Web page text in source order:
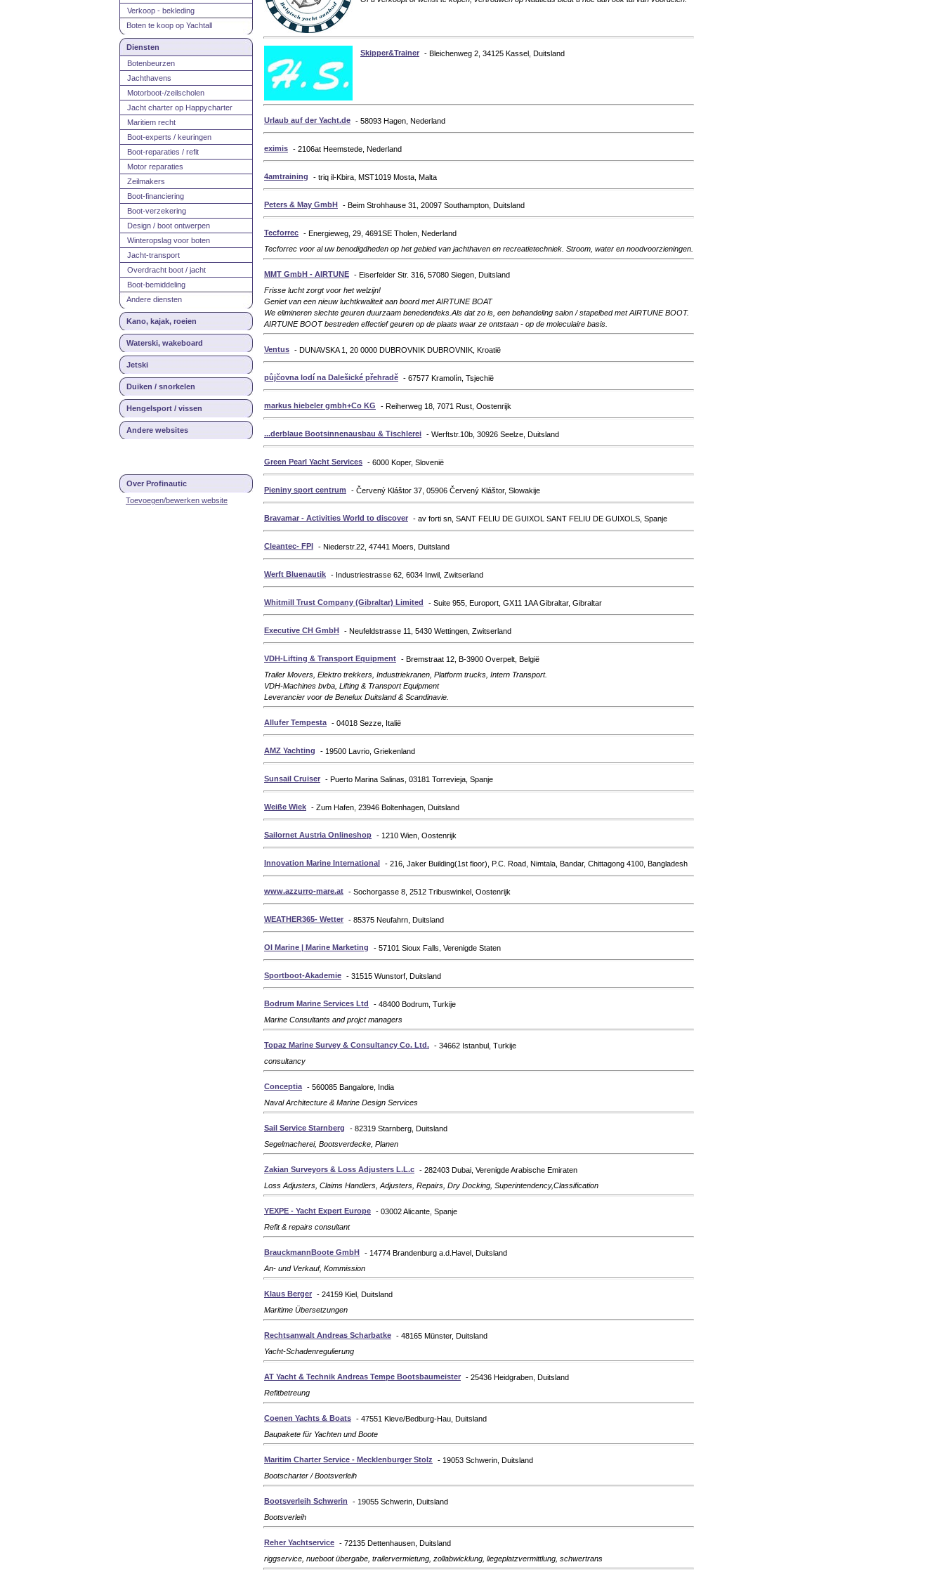
Verkoop - bekleding
Boten te koop op Yachtall
Diensten
Botenbeurzen
Jachthavens
Motorboot-/zeilscholen
Jacht charter op Happycharter
Maritiem recht
Boot-experts / keuringen
Boot-reparaties / refit
Motor reparaties
Zeilmakers
Boot-financiering
Boot-verzekering
Design / boot ontwerpen
Winteropslag voor boten
Jacht-transport
Overdracht boot / jacht
Boot-bemiddeling
Andere diensten
Kano, kajak, roeien
Waterski, wakeboard
Jetski
Duiken / snorkelen
Hengelsport / vissen
Andere websites
Over Profinautic
Toevoegen/bewerken website
Skipper&Trainer - Bleichenweg 2, 34125 Kassel, Duitsland
Urlaub auf der Yacht.de - 58093 Hagen, Nederland
eximis - 2106at Heemstede, Nederland
4amtraining - triq il-Kbira, MST1019 Mosta, Malta
Peters & May GmbH - Beim Strohhause 31, 20097 Southampton, Duitsland
Tecforrec - Energieweg, 29, 4691SE Tholen, Nederland
Tecforrec voor al uw benodigdheden op het gebied van jachthaven en recreatietechniek. Stroom, water en noodvoorzieningen.
MMT GmbH - AIRTUNE - Eiserfelder Str. 316, 57080 Siegen, Duitsland
Frisse lucht zorgt voor het welzijn!
Geniet van een nieuw luchtkwaliteit aan boord met AIRTUNE BOAT
We elimineren slechte geuren duurzaam benedendeks.Als dat zo is, een behandeling salon / stapelbed met AIRTUNE BOOT.
AIRTUNE BOOT bestreden effectief geuren op de plaats waar ze ontstaan - op de moleculaire basis.
Ventus - DUNAVSKA 1, 20 0000 DUBROVNIK DUBROVNIK, Kroatië
půjčovna lodí na Dalešické přehradě - 67577 Kramolín, Tsjechië
markus hiebeler gmbh+Co KG - Reiherweg 18, 7071 Rust, Oostenrijk
...derblaue Bootsinnenausbau & Tischlerei - Werftstr.10b, 30926 Seelze, Duitsland
Green Pearl Yacht Services - 6000 Koper, Slovenië
Pieniny sport centrum - Červený Kláštor 37, 05906 Červený Kláštor, Slowakije
Bravamar - Activities World to discover - av forti sn, SANT FELIU DE GUIXOL SANT FELIU DE GUIXOLS, Spanje
Cleantec- FPI - Niederstr.22, 47441 Moers, Duitsland
Werft Bluenautik - Industriestrasse 62, 6034 Inwil, Zwitserland
Whitmill Trust Company (Gibraltar) Limited - Suite 955, Europort, GX11 1AA Gibraltar, Gibraltar
Executive CH GmbH - Neufeldstrasse 11, 5430 Wettingen, Zwitserland
VDH-Lifting & Transport Equipment - Bremstraat 12, B-3900 Overpelt, België
Trailer Movers, Elektro trekkers, Industriekranen, Platform trucks, Intern Transport.
VDH-Machines bvba, Lifting & Transport Equipment
Leverancier voor de Benelux Duitsland & Scandinavie.
Allufer Tempesta - 04018 Sezze, Italië
AMZ Yachting - 19500 Lavrio, Griekenland
Sunsail Cruiser - Puerto Marina Salinas, 03181 Torrevieja, Spanje
Weiße Wiek - Zum Hafen, 23946 Boltenhagen, Duitsland
Sailornet Austria Onlineshop - 1210 Wien, Oostenrijk
Innovation Marine International - 216, Jaker Building(1st floor), P.C. Road, Nimtala, Bandar, Chittagong 4100, Bangladesh
www.azzurro-mare.at - Sochorgasse 8, 2512 Tribuswinkel, Oostenrijk
WEATHER365- Wetter - 85375 Neufahrn, Duitsland
OI Marine | Marine Marketing - 57101 Sioux Falls, Verenigde Staten
Sportboot-Akademie - 31515 Wunstorf, Duitsland
Bodrum Marine Services Ltd
- 48400 Bodrum, Turkije
Marine Consultants and projct managers
Topaz Marine Survey & Consultancy Co. Ltd. - 34662 Istanbul, Turkije
consultancy
Conceptia - 560085 Bangalore, India
Naval Architecture & Marine Design Services
Sail Service Starnberg
- 82319 Starnberg, Duitsland
Segelmacherei, Bootsverdecke, Planen
Zakian Surveyors & Loss Adjusters L.L.c - 282403 Dubai, Verenigde Arabische Emiraten
Loss Adjusters, Claims Handlers, Adjusters, Repairs, Dry Docking, Superintendency,Classification
YEXPE - Yacht Expert Europe - 03002 Alicante, Spanje
Refit & repairs consultant
BrauckmannBoote GmbH - 14774 Brandenburg a.d.Havel, Duitsland
An- und Verkauf, Kommission
Klaus Berger - 24159 Kiel, Duitsland
Maritime Übersetzungen
Rechtsanwalt Andreas Scharbatke - 48165 Münster, Duitsland
Yacht-Schadenregulierung
AT Yacht & Technik Andreas Tempe Bootsbaumeister - 25436 Heidgraben, Duitsland
Refitbetreung
Coenen Yachts & Boats - 47551 Kleve/Bedburg-Hau, Duitsland
Baupakete für Yachten und Boote
Maritim Charter Service - Mecklenburger Stolz
- 19053 Schwerin, Duitsland
Bootscharter / Bootsverleih
Bootsverleih Schwerin
- 19055 Schwerin, Duitsland
Bootsverleih
Reher Yachtservice - 72135 Dettenhausen, Duitsland
riggservice, nueboot übergabe, trailervermietung, zollabwicklung, liegeplatzvermittlung, schwertrans